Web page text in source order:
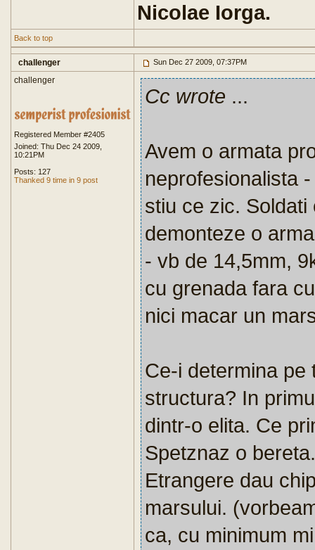
Nicolae Iorga.
Back to top
challenger Sun Dec 27 2009, 07:37PM
challenger
Registered Member #2405
Joined: Thu Dec 24 2009,
10:21PM
Posts: 127
Thanked 9 time in 9 post
Cc wrote ...
Avem o armata
neprofesionalista
stiu ce zic.
demonteze o
- vb de 14,5mm,
cu grenada fara
nici macar un
Ce-i determina pe
structura? In
dintr-o elita. Ce
Spetznaz o
Etrangere dau
marsului.
ca, cu minimum